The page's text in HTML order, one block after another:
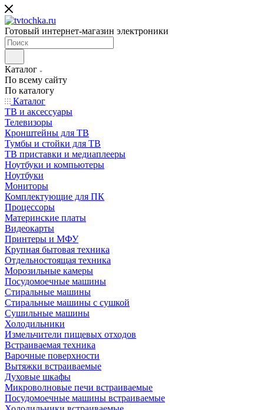
Готовый интернет-магазин электроники
Каталог
По всему сайту
По каталогу
Каталог
ТВ и аксессуары
Телевизоры
Кронштейны для ТВ
Тумбы и стойки для ТВ
ТВ приставки и медиаплееры
Ноутбуки и компьютеры
Ноутбуки
Мониторы
Комплектующие для ПК
Процессоры
Материнские платы
Видеокарты
Принтеры и МФУ
Крупная бытовая техника
Отдельностоящая техника
Морозильные камеры
Посудомоечные машины
Стиральные машины
Стиральные машины с сушкой
Сушильные машины
Холодильники
Измельчители пищевых отходов
Встраиваемая техника
Варочные поверхности
Вытяжки встраиваемые
Духовые шкафы
Микроволновые печи встраиваемые
Посудомоечные машины встраиваемые